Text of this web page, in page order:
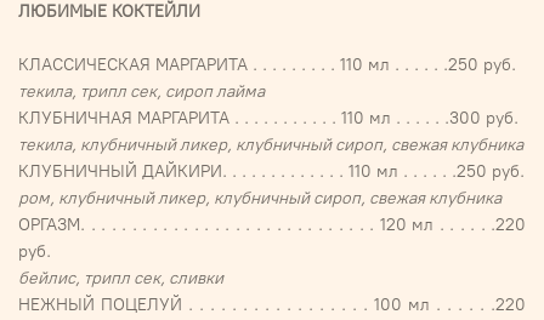
ЛЮБИМЫЕ КОКТЕЙЛИ
КЛАССИЧЕСКАЯ МАРГАРИТА . . . . . . . . . 110 мл . . . . . .250 руб.
текила, трипл сек, сироп лайма
КЛУБНИЧНАЯ МАРГАРИТА . . . . . . . . . . . 110 мл . . . . . .300 руб.
текила, клубничный ликер, клубничный сироп, свежая клубника
КЛУБНИЧНЫЙ ДАЙКИРИ. . . . . . . . . . . . . 110 мл . . . . . .250 руб.
ром, клубничный ликер, клубничный сироп, свежая клубника
ОРГАЗМ. . . . . . . . . . . . . . . . . . . . . . . . . . . . . 120 мл . . . . . .220
руб.
бейлис, трипл сек, сливки
НЕЖНЫЙ ПОЦЕЛУЙ . . . . . . . . . . . . . . . . . 100 мл . . . . . .220